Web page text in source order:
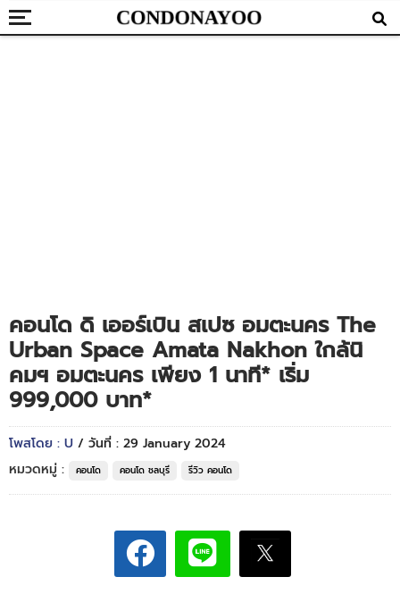
คอนโด ดิ เออร์เบิน สเปซ อมตะนคร The
Urban Space Amata Nakhon ใกล้นิ
คมฯ อมตะนคร เพียง 1 นาที* เริ่ม
999,000 บาท*
โพสโดย : U / วันที่ : 29 January 2024
หมวดหมู่ :
คอนโด คอนโด ชลบุรี รีวิว คอนโด